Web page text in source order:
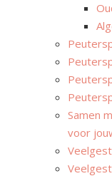
Samen
voor